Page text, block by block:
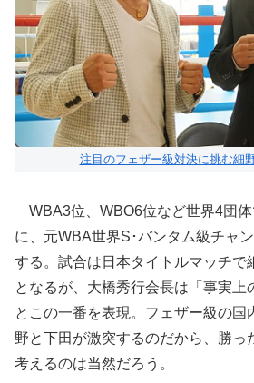
注目のフェザー級対決に挑む細
WBA3位、WBO6位など世界4団
に、元WBA世界S･バンタム級チャ
する。試合は日本タイトルマッチで
となるが、大橋秀行会長は「事実上
とこの一番を表現。フェザー級の国
野と下田が激突するのだから、勝っ
考えるのは当然だろう。